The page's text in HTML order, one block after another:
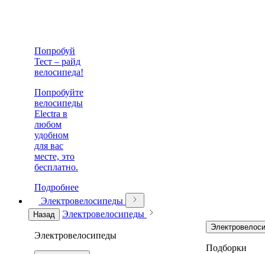
Попробуй
Тест – райд
велосипеда!
Попробуйте
велосипеды
Electra в
любом
удобном
для вас
месте, это
бесплатно.
Подробнее
Электровелосипеды
Назад Электровелосипеды
Электровелосипеды
Подборки